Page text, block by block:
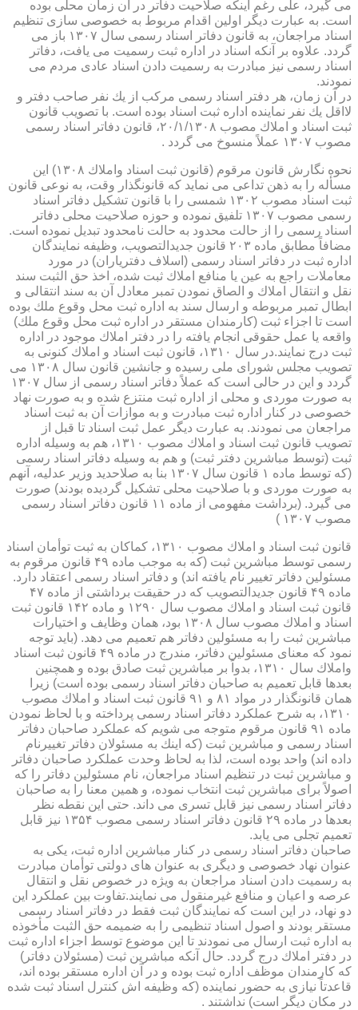
می گیرد، علی رغم اینكه صلاحیت دفاتر در آن زمان محلی بوده
است. به عبارت دیگر اولین اقدام مربوط به خصوصی سازی تنظیم
اسناد مراجعان، به قانون دفاتر اسناد رسمی سال ۱۳۰۷ باز می
گردد. علاوه بر آنكه اسناد در اداره ثبت رسمیت می یافت، دفاتر
اسناد رسمی نیز مبادرت به رسمیت دادن اسناد عادی مردم می
نمودند.
در آن زمان، هر دفتر اسناد رسمی مركب از یك نفر صاحب دفتر و
لااقل یك نفر نماینده اداره ثبت اسناد بوده است. با تصویب قانون
ثبت اسناد و املاك مصوب ۲۰/۱/۱۳۰۸، قانون دفاتر اسناد رسمی
مصوب ۱۳۰۷ عملاً منسوخ می گردد .
نحوه نگارش قانون مرقوم (قانون ثبت اسناد واملاك ۱۳۰۸) این
مسأله را به ذهن تداعی می نماید كه قانونگذار وقت، به نوعی قانون
ثبت اسناد مصوب ۱۳۰۲ شمسی را با قانون تشكیل دفاتر اسناد
رسمی مصوب ۱۳۰۷ تلفیق نموده و حوزه صلاحیت محلی دفاتر
اسناد رسمی را از حالت محدود به حالت نامحدود تبدیل نموده است.
مضافاً مطابق ماده ۲۰۳ قانون جدیدالتصویب، وظیفه نمایندگان
اداره ثبت در دفاتر اسناد رسمی (اسلاف دفتریاران) در مورد
معاملات راجع به عین یا منافع املاك ثبت شده، اخذ حق الثبت سند
نقل و انتقال املاك و الصاق نمودن تمبر معادل آن به سند انتقالی و
ابطال تمبر مربوطه و ارسال سند به اداره ثبت محل وقوع ملك بوده
است تا اجزاء ثبت (كارمندان مستقر در اداره ثبت محل وقوع ملك)
واقعه یا عمل حقوقی انجام یافته را در دفتر املاك موجود در اداره
ثبت درج نمایند.در سال ۱۳۱۰، قانون ثبت اسناد و املاك كنونی به
تصویب مجلس شورای ملی رسیده و جانشین قانون سال ۱۳۰۸ می
گردد و این در حالی است كه عملاً دفاتر اسناد رسمی از سال ۱۳۰۷
به صورت موردی و محلی از اداره ثبت منتزع شده و به صورت نهاد
خصوصی در كنار اداره ثبت مبادرت و به موازات آن به ثبت اسناد
مراجعان می نمودند. به عبارت دیگر عمل ثبت اسناد تا قبل از
تصویب قانون ثبت اسناد و املاك مصوب ۱۳۱۰، هم به وسیله اداره
ثبت (توسط مباشرین دفتر ثبت) و هم به وسیله دفاتر اسناد رسمی
(كه توسط ماده ۱ قانون سال ۱۳۰۷ بنا به صلاحدید وزیر عدلیه، آنهم
به صورت موردی و با صلاحیت محلی تشكیل گردیده بودند) صورت
می گیرد. (برداشت مفهومی از ماده ۱۱ قانون دفاتر اسناد رسمی
مصوب ۱۳۰۷ )
قانون ثبت اسناد و املاك مصوب ۱۳۱۰، كماكان به ثبت توأمان اسناد
رسمی توسط مباشرین ثبت (كه به موجب ماده ۴۹ قانون مرقوم به
مسئولین دفاتر تغییر نام یافته اند) و دفاتر اسناد رسمی اعتقاد دارد.
ماده ۴۹ قانون جدیدالتصویب كه در حقیقت برداشتی از ماده ۴۷
قانون ثبت اسناد و املاك مصوب سال ۱۲۹۰ و ماده ۱۴۲ قانون ثبت
اسناد و املاك مصوب سال ۱۳۰۸ بود، همان وظایف و اختیارات
مباشرین ثبت را به مسئولین دفاتر هم تعمیم می دهد. (باید توجه
نمود كه معنای مسئولین دفاتر، مندرج در ماده ۴۹ قانون ثبت اسناد
واملاك سال ۱۳۱۰، بدواً بر مباشرین ثبت صادق بوده و همچنین
بعدها قابل تعمیم به صاحبان دفاتر اسناد رسمی بوده است) زیرا
همان قانونگذار در مواد ۸۱ و ۹۱ قانون ثبت اسناد و املاك مصوب
۱۳۱۰، به شرح عملكرد دفاتر اسناد رسمی پرداخته و با لحاظ نمودن
ماده ۹۱ قانون مرقوم متوجه می شویم كه عملكرد صاحبان دفاتر
اسناد رسمی و مباشرین ثبت (كه اینك به مسئولان دفاتر تغییرنام
داده اند) واحد بوده است، لذا به لحاظ وحدت عملكرد صاحبان دفاتر
و مباشرین ثبت در تنظیم اسناد مراجعان، نام مسئولین دفاتر را كه
اصولاً برای مباشرین ثبت انتخاب نموده، و همین معنا را به صاحبان
دفاتر اسناد رسمی نیز قابل تسری می داند. حتی این نقطه نظر
بعدها در ماده ۲۹ قانون دفاتر اسناد رسمی مصوب ۱۳۵۴ نیز قابل
تعمیم تجلی می یابد.
صاحبان دفاتر اسناد رسمی در كنار مباشرین اداره ثبت، یكی به
عنوان نهاد خصوصی و دیگری به عنوان های دولتی توأمان مبادرت
به رسمیت دادن اسناد مراجعان به ویژه در خصوص نقل و انتقال
عرصه و اعیان و منافع غیرمنقول می نمایند.تفاوت بین عملكرد این
دو نهاد، در این است كه نمایندگان ثبت فقط در دفاتر اسناد رسمی
مستقر بودند و اصول اسناد تنظیمی را به ضمیمه حق الثبت مأخوذه
به اداره ثبت ارسال می نمودند تا این موضوع توسط اجزاء اداره ثبت
در دفتر املاك درج گردد. حال آنكه مباشرین ثبت (مسئولان دفاتر)
كه كارمندان موظف اداره ثبت بوده و در آن اداره مستقر بوده اند،
قاعدتاً نیازی به حضور نماینده (كه وظیفه اش كنترل اسناد ثبت شده
در مكان دیگر است) نداشتند .